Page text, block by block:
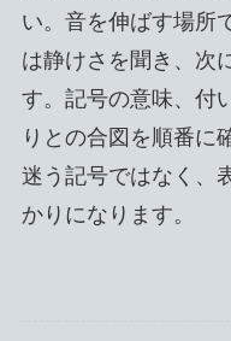
い。音を伸ばす場所
は静けさを聞き、次
す。記号の意味、付
りとの合図を順番に
迷う記号ではなく、
かりになります。